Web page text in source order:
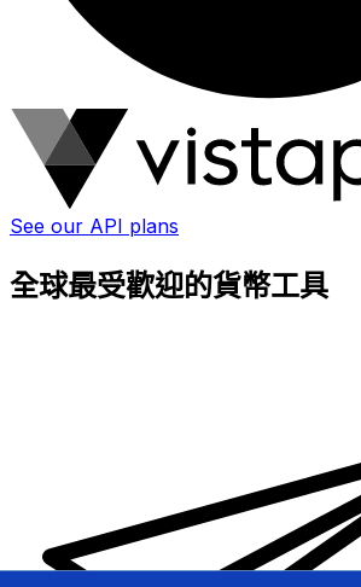
See our API plans
全球最受歡迎的貨幣工具